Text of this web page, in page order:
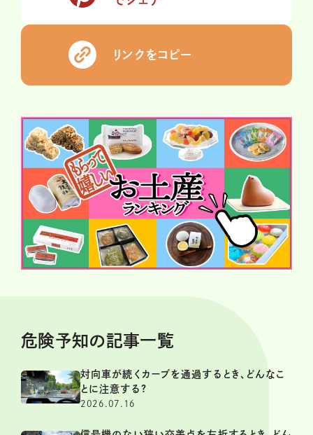
リンクをコピー
危険予知の記事一覧
対向車が続くカーブを通過するとき、どんなこ
とに注意する?
2026.07.16